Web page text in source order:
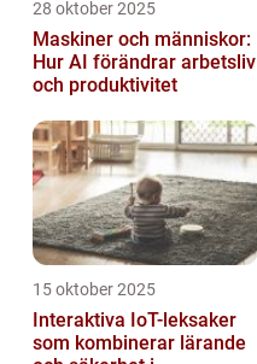
28 oktober 2025
Maskiner och människor:
Hur AI förändrar arbetsliv
och produktivitet
15 oktober 2025
Interaktiva IoT-leksaker
som kombinerar lärande